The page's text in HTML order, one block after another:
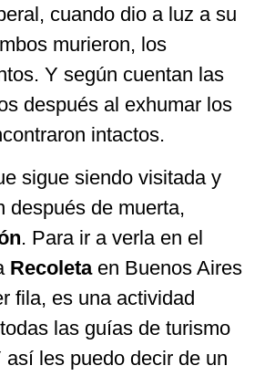
cuando dio a luz a su
murieron, los
Y según cuentan las
después al exhumar los
intactos.
sigue siendo visitada y
después de muerta,
. Para ir a verla en el
Recoletaen Buenos Aires
fila, es una actividad
las guías de turismo
así les puedo decir de un